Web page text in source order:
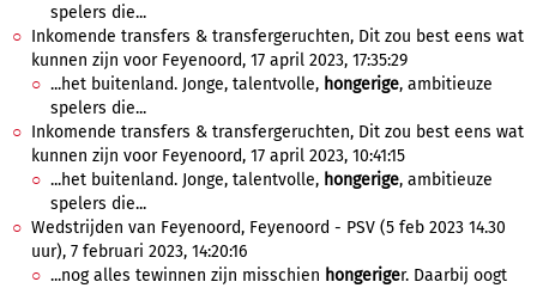
spelers die...
Inkomende transfers & transfergeruchten, Dit zou best eens wat
kunnen zijn voor Feyenoord, 17 april 2023, 17:35:29
...het buitenland. Jonge, talentvolle, hongerige, ambitieuze
spelers die...
Inkomende transfers & transfergeruchten, Dit zou best eens wat
kunnen zijn voor Feyenoord, 17 april 2023, 10:41:15
...het buitenland. Jonge, talentvolle, hongerige, ambitieuze
spelers die...
Wedstrijden van Feyenoord, Feyenoord - PSV (5 feb 2023 14.30
uur), 7 februari 2023, 14:20:16
...nog alles tewinnen zijn misschien hongeriger. Daarbij oogt